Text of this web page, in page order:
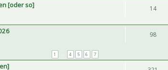
[oder so] 14
1 4 5 6 7
98